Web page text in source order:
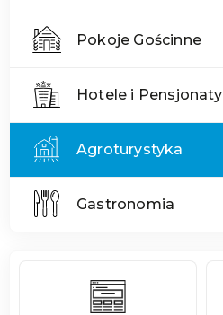
Pokoje Gościnne
Hotele i Pensjonaty
Agroturystyka
Gastronomia